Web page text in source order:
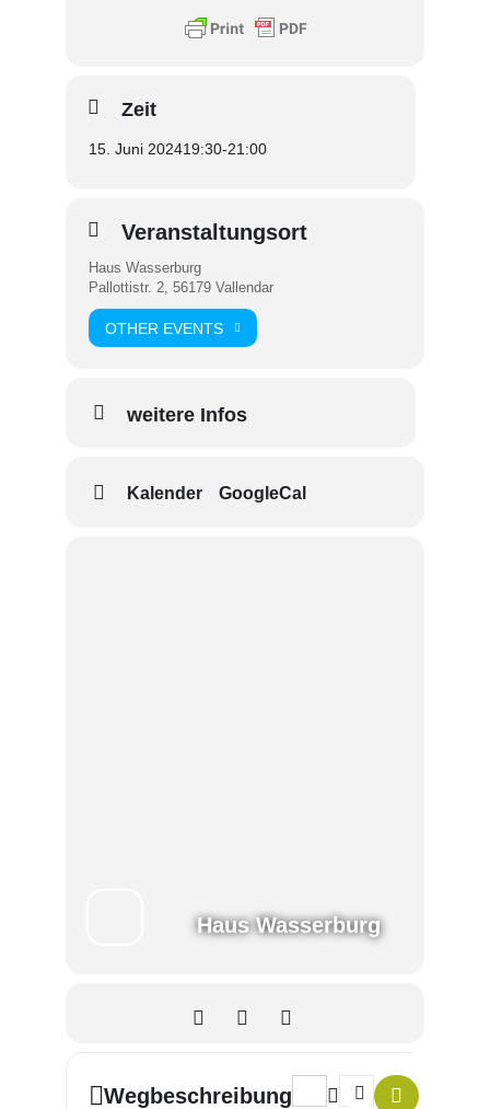
Zeit
15. Juni 202419:30-21:00
Veranstaltungsort
Haus Wasserburg
Pallottistr. 2, 56179 Vallendar
OTHER EVENTS
weitere Infos
Kalender GoogleCal
Haus Wasserburg
Wegbeschreibung Address - Poetry-Slam-
Destination Address